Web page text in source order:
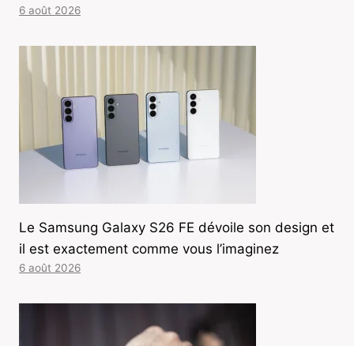
6 août 2026
Le Samsung Galaxy S26 FE dévoile son design et
il est exactement comme vous l’imaginez
6 août 2026